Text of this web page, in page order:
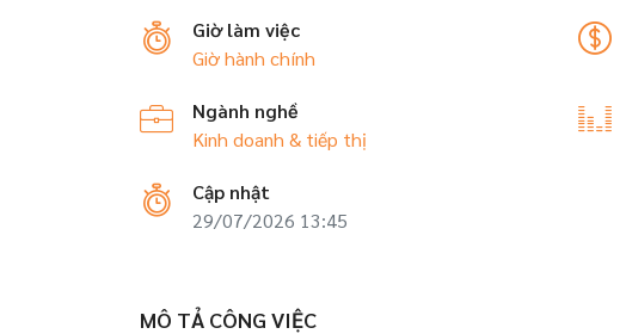
Giờ làm việc
Giờ hành chính
Ngành nghề
Kinh doanh & tiếp thị
Cập nhật
29/07/2026 13:45
MÔ TẢ CÔNG VIỆC